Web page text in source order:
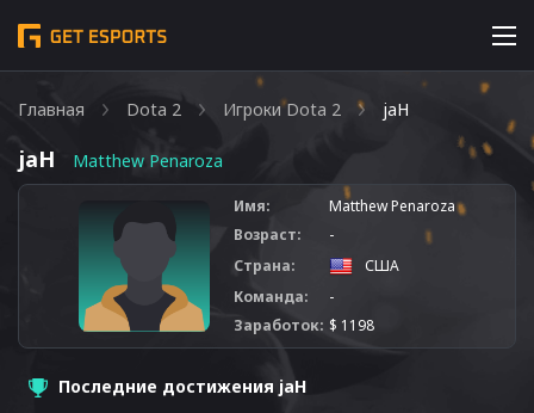
Главная Dota 2 Игроки Dota 2 jaH
jaH Matthew Penaroza
Имя:
Matthew Penaroza
Возраст:
-
Страна:
США
Команда:
-
Заработок: $ 1198
Последние достижения jaH